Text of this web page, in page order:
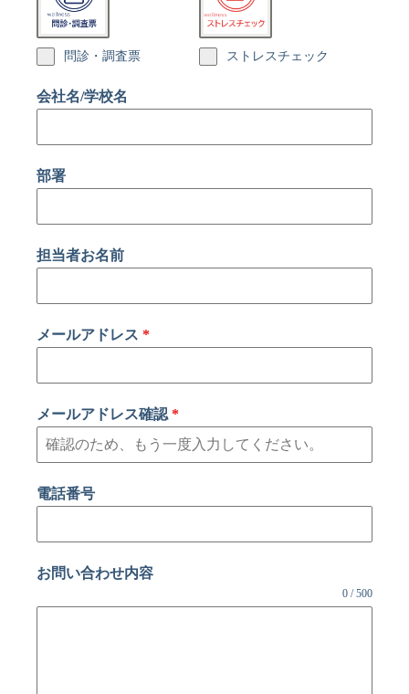
問診・調査票 ストレスチェック
会社名/学校名
部署
担当者お名前
メールアドレス *
メールアドレス確認 *
電話番号
お問い合わせ内容
0 / 500